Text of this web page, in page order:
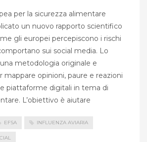
per la sicurezza alimentare
un nuovo rapporto scientifico
gli europei percepiscono i rischi
sui social media. Lo
metodologia originale e
mappare opinioni, paure e reazioni
piattaforme digitali in tema di
L’obiettivo è aiutare
EFSA INFLUENZA AVIARIA